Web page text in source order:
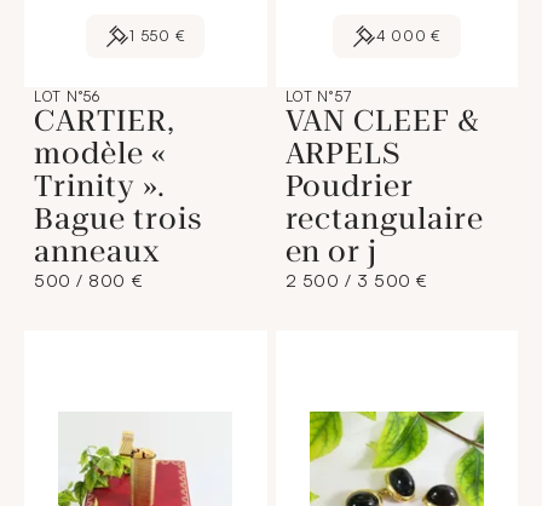
1 550 €
LOT N°56
CARTIER,
modèle «
Trinity ».
Bague trois
anneaux
500 / 800 €
4 000 €
LOT N°57
VAN CLEEF &
ARPELS
Poudrier
rectangulaire
en or j
2 500 / 3 500 €